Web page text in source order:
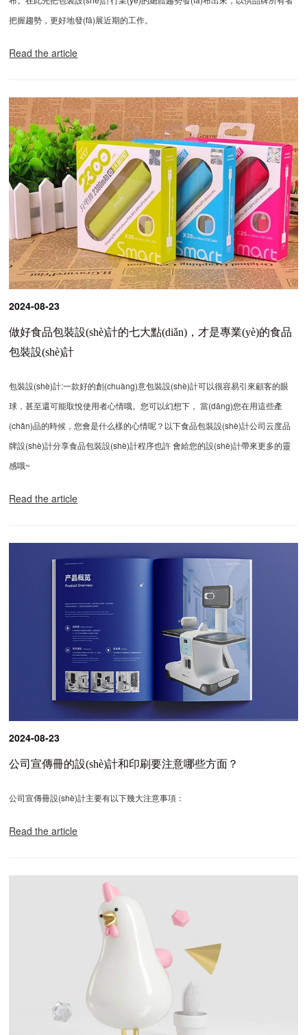
把握趨勢，更好地發(fā)展近期的工作。
Read the article
2024-08-23
做好食品包裝設(shè)計的七大點(diǎn)，才是專業(yè)的食品
包裝設(shè)計
包裝設(shè)計:一款好的創(chuàng)意包裝設(shè)計可以很容易引來顧客的眼
球，甚至還可能取悅使用者心情哦。您可以幻想下， 當(dāng)您在用這些產
(chǎn)品的時候，您會是什么樣的心情呢？以下食品包裝設(shè)計公司云度品
牌設(shè)計分享食品包裝設(shè)計程序也許 會給您的設(shè)計帶來更多的靈
感哦~
Read the article
2024-08-23
公司宣傳冊的設(shè)計和印刷要注意哪些方面？
公司宣傳冊設(shè)計主要有以下幾大注意事項：
Read the article